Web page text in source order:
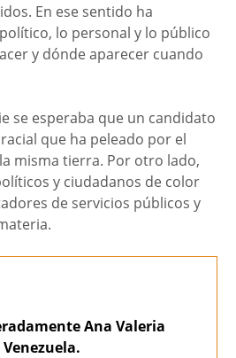
En ese sentido ha
lo personal y lo público
y dónde aparecer cuando
se esperaba que un candidato
que ha peleado por el
misma tierra. Por otro lado,
y ciudadanos de color
de servicios públicos y
Ana Valeria